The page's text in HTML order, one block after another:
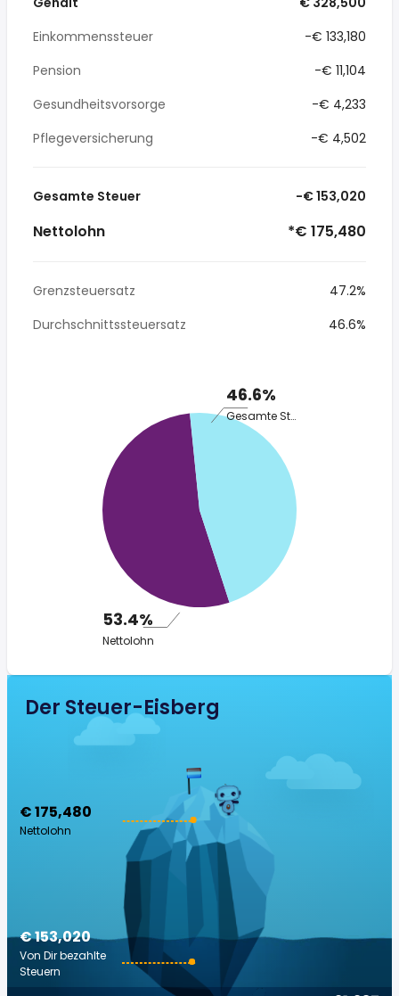
Einkommenssteuer
-€ 133,180
Pension
-€ 11,104
Gesundheitsvorsorge
-€ 4,233
Pflegeversicherung
-€ 4,502
Gesamte Steuer -€ 153,020
Nettolohn *€ 175,480
Grenzsteuersatz
47.2%
Durchschnittssteuersatz
46.6%
46.6%
Gesamte Steuer
53.4%
Nettolohn
Der Steuer-Eisberg
€ 175,480
Nettolohn
€ 153,020
Von Dir bezahlte
Steuern